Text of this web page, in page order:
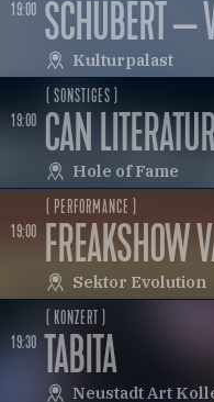
19:00 SCHUBERT —
Kulturpalast
19:00
( SONSTIGES )
CAN
Hole of Fame
19:00
( PERFORMANCE )
FREAKSHOW
Sektor Evolution
19:30
( KONZERT )
TABITA
Neustadt Art